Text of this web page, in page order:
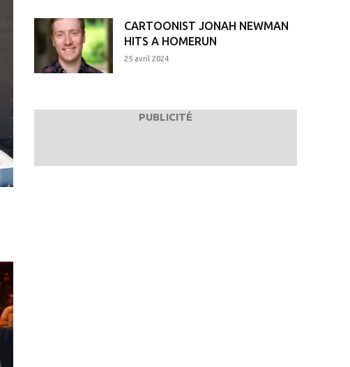
CARTOONIST JONAH NEWMAN
HITS A HOMERUN
25 avril 2024
PUBLICITÉ